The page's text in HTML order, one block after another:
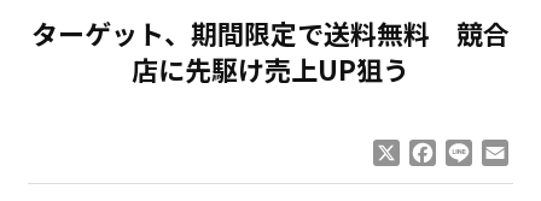
ターゲット、期間限定で送料無料 競合
店に先駆け売上UP狙う
Facebook
Line